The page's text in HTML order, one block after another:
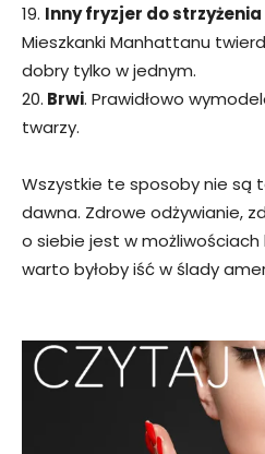
19. Inny fryzjer do
Mieszkanki Manhattanu
dobry tylko w jednym.
20. Brwi. Prawidłowo
twarzy.
Wszystkie te sposoby nie są
dawna. Zdrowe odżywianie,
o siebie jest w możliwościach
warto byłoby iść w ślady